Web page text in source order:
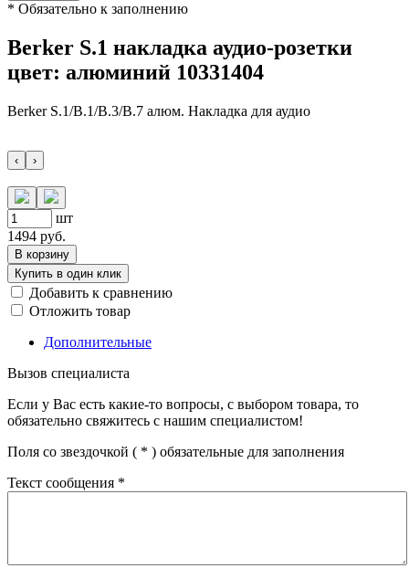
* Обязательно к заполнению
Berker S.1 накладка аудио-розетки
цвет: алюминий 10331404
Berker S.1/B.1/B.3/B.7 алюм. Накладка для аудио
‹ ›
шт
1494 руб.
В корзину
Купить в один клик
Добавить к сравнению
Отложить товар
Дополнительные
Вызов специалиста
Если у Вас есть какие-то вопросы, с выбором товара, то
обязательно свяжитесь с нашим специалистом!
Поля со звездочкой ( * ) обязательные для заполнения
Текст сообщения *